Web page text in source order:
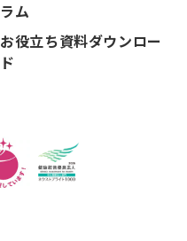
ラム
お役立ち資料ダウンロー
ド